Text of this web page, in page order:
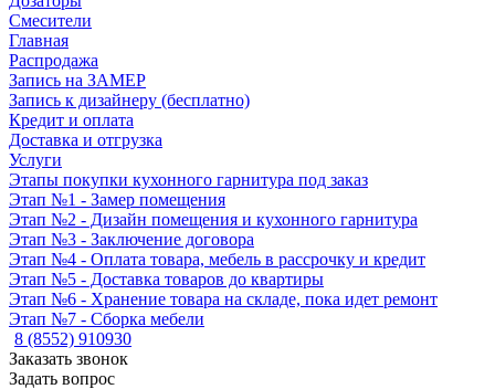
Смесители
Главная
Распродажа
Запись на ЗАМЕР
Запись к дизайнеру (бесплатно)
Кредит и оплата
Доставка и отгрузка
Услуги
Этапы покупки кухонного гарнитура под заказ
Этап №1 - Замер помещения
Этап №2 - Дизайн помещения и кухонного гарнитура
Этап №3 - Заключение договора
Этап №4 - Оплата товара, мебель в рассрочку и кредит
Этап №5 - Доставка товаров до квартиры
Этап №6 - Хранение товара на складе, пока идет ремонт
Этап №7 - Сборка мебели
8 (8552) 910930
Заказать звонок
Задать вопрос